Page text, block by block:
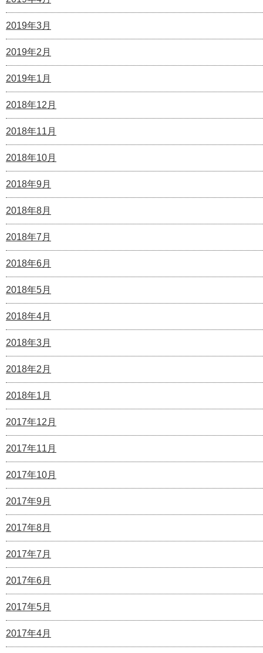
2019年3月
2019年2月
2019年1月
2018年12月
2018年11月
2018年10月
2018年9月
2018年8月
2018年7月
2018年6月
2018年5月
2018年4月
2018年3月
2018年2月
2018年1月
2017年12月
2017年11月
2017年10月
2017年9月
2017年8月
2017年7月
2017年6月
2017年5月
2017年4月